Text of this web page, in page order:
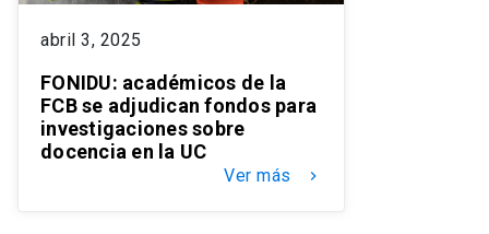
abril 3, 2025
FONIDU: académicos de la
FCB se adjudican fondos para
investigaciones sobre
docencia en la UC
Ver más keyboard_arrow_right